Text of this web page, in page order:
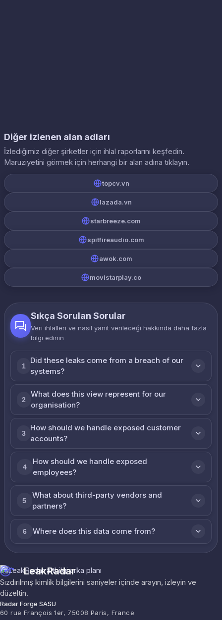
Diğer izlenen alan adları
İzlediğimiz diğer şirketler için ihlal raporlarını keşfedin.
Maruziyetini görmek için herhangi bir alan adına tıklayın.
topcv.vn
lazada.vn
starbreeze.com
spitfireaudio.com
awok.com
movistarplay.co
Sıkça Sorulan Sorular
Veri ihlalleri ve nasıl yanıt verileceği hakkında daha fazla
bilgi edinin
1
Did these leaks come from a breach of our
systems?
2
What does this view represent for our
organisation?
3
How should we handle exposed customer
accounts?
4
How should we handle exposed
employees?
5
What about third-party vendors and
partners?
6 Where does this data come from?
LeakRadar
Sızdırılmış kimlik bilgilerini saniyeler içinde arayın, izleyin ve
düzeltin.
Radar Forge SASU
60 rue François 1er, 75008 Paris, France